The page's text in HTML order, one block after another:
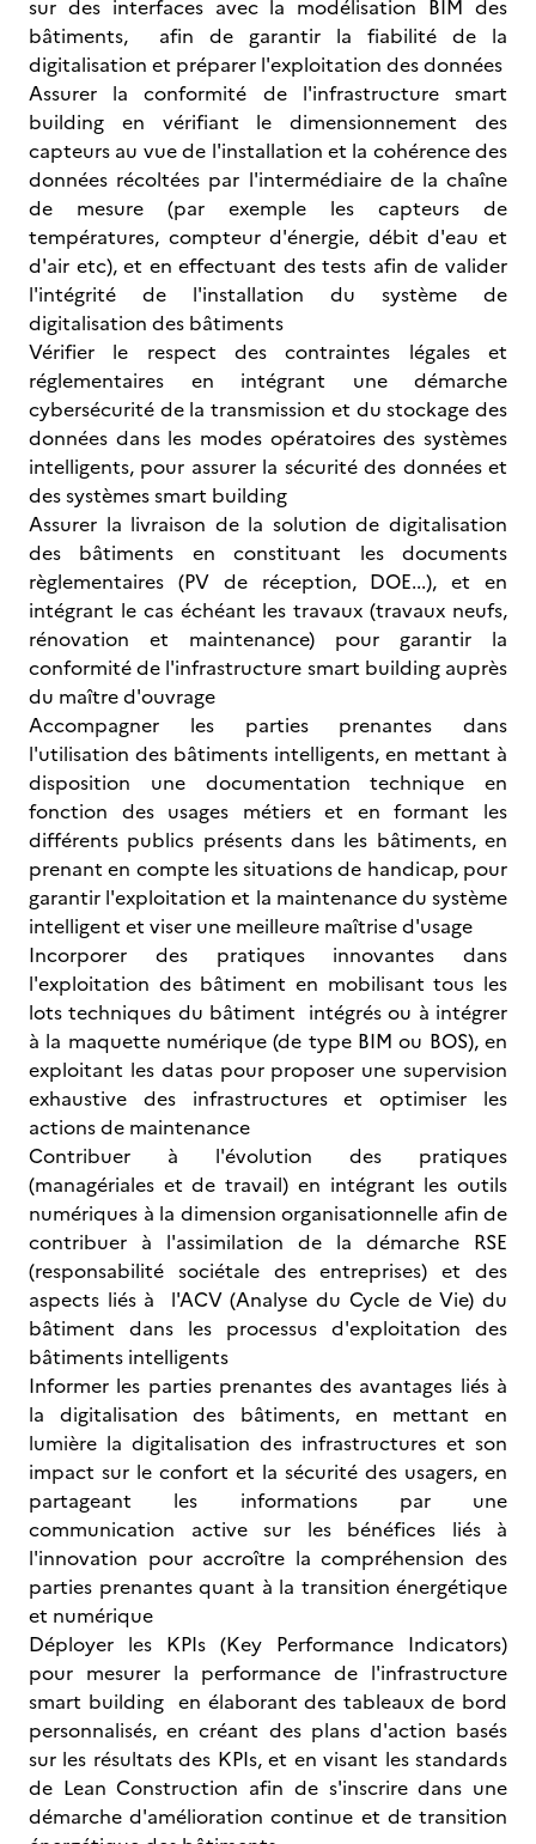
sur des interfaces avec la modélisation BIM des
bâtiments, afin de garantir la fiabilité de la
digitalisation et préparer l'exploitation des données
Assurer la conformité de l'infrastructure smart
building en vérifiant le dimensionnement des
capteurs au vue de l'installation et la cohérence des
données récoltées par l'intermédiaire de la chaîne
de mesure (par exemple les capteurs de
températures, compteur d'énergie, débit d'eau et
d'air etc), et en effectuant des tests afin de valider
l'intégrité de l'installation du système de
digitalisation des bâtiments
Vérifier le respect des contraintes légales et
réglementaires en intégrant une démarche
cybersécurité de la transmission et du stockage des
données dans les modes opératoires des systèmes
intelligents, pour assurer la sécurité des données et
des systèmes smart building
Assurer la livraison de la solution de digitalisation
des bâtiments en constituant les documents
règlementaires (PV de réception, DOE...), et en
intégrant le cas échéant les travaux (travaux neufs,
rénovation et maintenance) pour garantir la
conformité de l'infrastructure smart building auprès
du maître d'ouvrage
Accompagner les parties prenantes dans
l'utilisation des bâtiments intelligents, en mettant à
disposition une documentation technique en
fonction des usages métiers et en formant les
différents publics présents dans les bâtiments, en
prenant en compte les situations de handicap, pour
garantir l'exploitation et la maintenance du système
intelligent et viser une meilleure maîtrise d'usage
Incorporer des pratiques innovantes dans
l'exploitation des bâtiment en mobilisant tous les
lots techniques du bâtiment intégrés ou à intégrer
à la maquette numérique (de type BIM ou BOS), en
exploitant les datas pour proposer une supervision
exhaustive des infrastructures et optimiser les
actions de maintenance
Contribuer à l'évolution des pratiques
(managériales et de travail) en intégrant les outils
numériques à la dimension organisationnelle afin de
contribuer à l'assimilation de la démarche RSE
(responsabilité sociétale des entreprises) et des
aspects liés à l'ACV (Analyse du Cycle de Vie) du
bâtiment dans les processus d'exploitation des
bâtiments intelligents
Informer les parties prenantes des avantages liés à
la digitalisation des bâtiments, en mettant en
lumière la digitalisation des infrastructures et son
impact sur le confort et la sécurité des usagers, en
partageant les informations par une
communication active sur les bénéfices liés à
l'innovation pour accroître la compréhension des
parties prenantes quant à la transition énergétique
et numérique
Déployer les KPIs (Key Performance Indicators)
pour mesurer la performance de l'infrastructure
smart building en élaborant des tableaux de bord
personnalisés, en créant des plans d'action basés
sur les résultats des KPIs, et en visant les standards
de Lean Construction afin de s'inscrire dans une
démarche d'amélioration continue et de transition